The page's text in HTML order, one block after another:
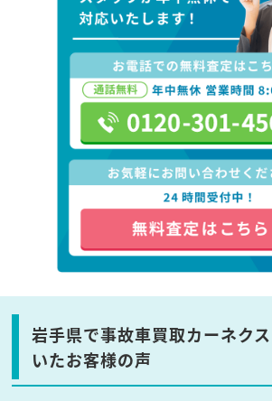
岩手県で事故車買取カーネク
いたお客様の声